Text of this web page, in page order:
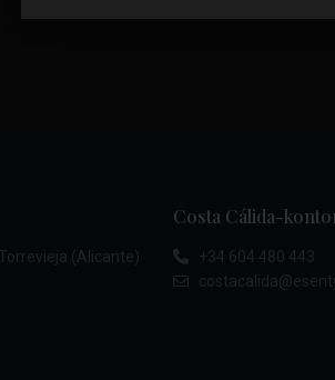
(Alicante)
Costa Cálida-
+34 604 480 443